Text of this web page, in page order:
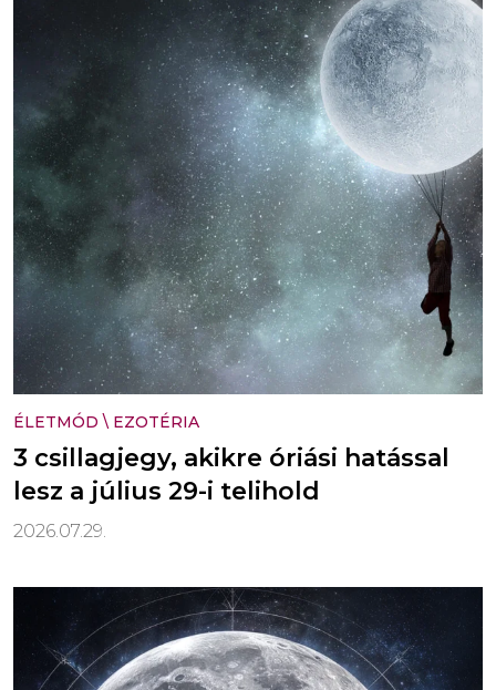
ÉLETMÓD \ EZOTÉRIA
3 csillagjegy, akikre óriási hatással
lesz a július 29-i telihold
2026.07.29.